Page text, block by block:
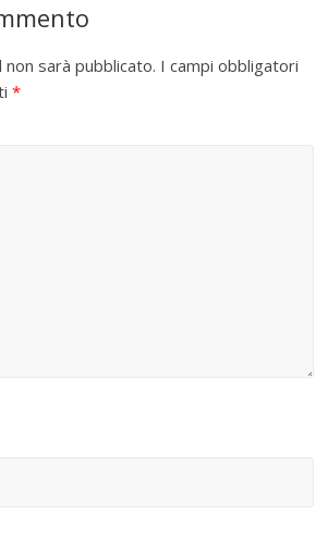
sarà pubblicato. I campi obbligatori
*